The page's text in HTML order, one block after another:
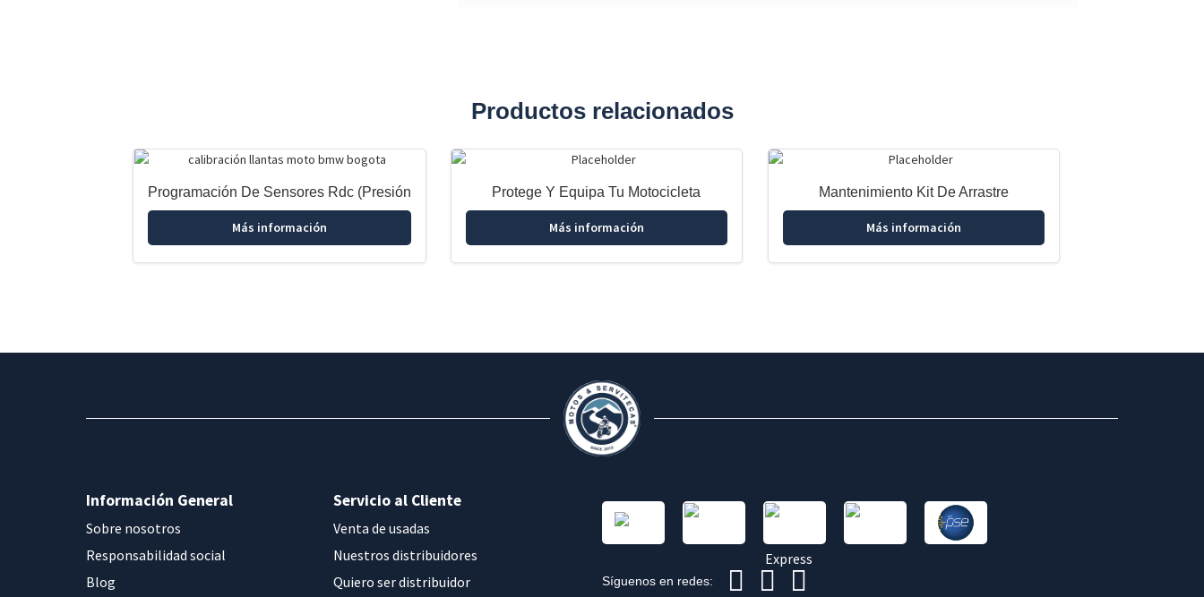
Productos relacionados
Programación De Sensores Rdc (Presión
Más información
Protege Y Equipa Tu Motocicleta
Más información
Mantenimiento Kit De Arrastre
Más información
Información General
Sobre nosotros
Responsabilidad social
Blog
Servicio al Cliente
Venta de usadas
Nuestros distribuidores
Quiero ser distribuidor
Síguenos en redes: